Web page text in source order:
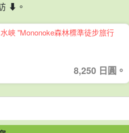
⬇︎。
峽 "Mononoke森林標準徒步旅行
8,250 日圓。